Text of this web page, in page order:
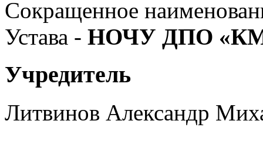
Сокращенное
Устава - НОЧУ ДПО
Учредитель
Литвинов Александр